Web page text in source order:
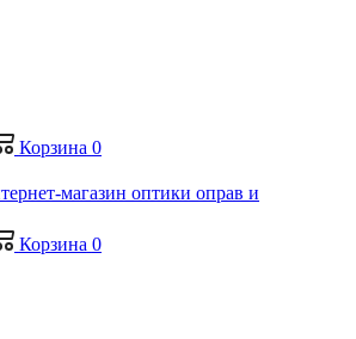
Корзина 0
Корзина 0